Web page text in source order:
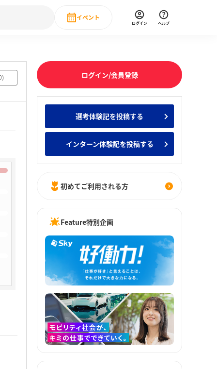
新卒就職人気企業ランキング みんなのインターン人気企業ランキ
・DX現場社員インタビュー
イベント
直近のイベント一覧
ログイン ヘルプ
) ログイン/会員登録
選考体験記を投稿する
インターン体験記を投稿する
初めてご利用される方
Feature特別企画